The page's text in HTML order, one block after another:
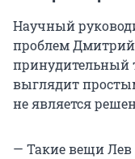
Научный
проблем Дмитрий
принудительный
выглядит
не является
— Такие вещи Лев